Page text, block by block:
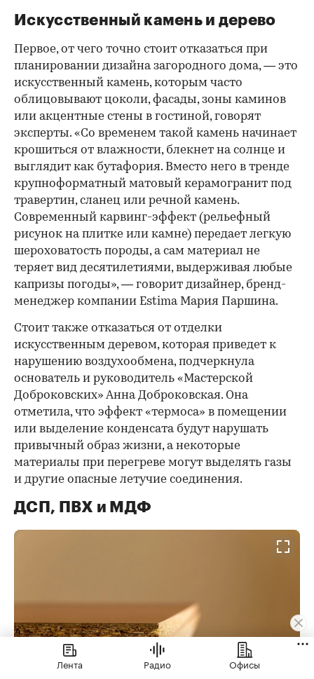
Искусственный камень и дерево
00:00 / 00:00
Первое, от чего точно стоит отказаться при
планировании дизайна загородного дома, — это
искусственный камень, которым часто
облицовывают цоколи, фасады, зоны каминов
или акцентные стены в гостиной, говорят
эксперты. «Со временем такой камень начинает
крошиться от влажности, блекнет на солнце и
выглядит как бутафория. Вместо него в тренде
крупноформатный матовый керамогранит под
травертин, сланец или речной камень.
Современный карвинг-эффект (рельефный
рисунок на плитке или камне) передает легкую
шероховатость породы, а сам материал не
теряет вид десятилетиями, выдерживая любые
капризы погоды», — говорит дизайнер, бренд-
менеджер компании Estima Мария Паршина.
Стоит также отказаться от отделки
искусственным деревом, которая приведет к
нарушению воздухообмена, подчеркнула
основатель и руководитель «Мастерской
Доброковских» Анна Доброковская. Она
отметила, что эффект «термоса» в помещении
или выделение конденсата будут нарушать
привычный образ жизни, а некоторые
материалы при перегреве могут выделять газы
и другие опасные летучие соединения.
ДСП, ПВХ и МДФ
Лента Радио Офисы